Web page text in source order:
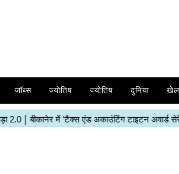
जॉब्स ज्योतिष ज्योतिष दुनिया खेल